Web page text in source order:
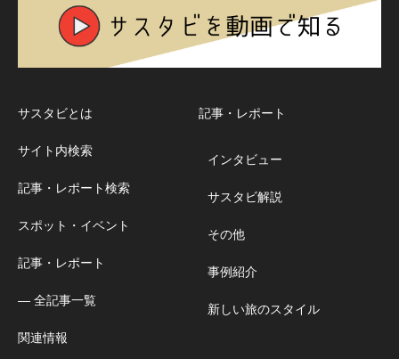
サスタビとは
サイト内検索
記事・レポート検索
スポット・イベント
記事・レポート
― 全記事一覧
関連情報
記事・レポート
インタビュー
サスタビ解説
その他
事例紹介
新しい旅のスタイル